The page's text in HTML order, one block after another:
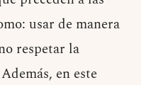
usar de manera
respetar la
en este